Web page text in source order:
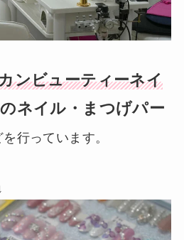
ンビューティーネイ
ネイル・まつげパー
行っています。